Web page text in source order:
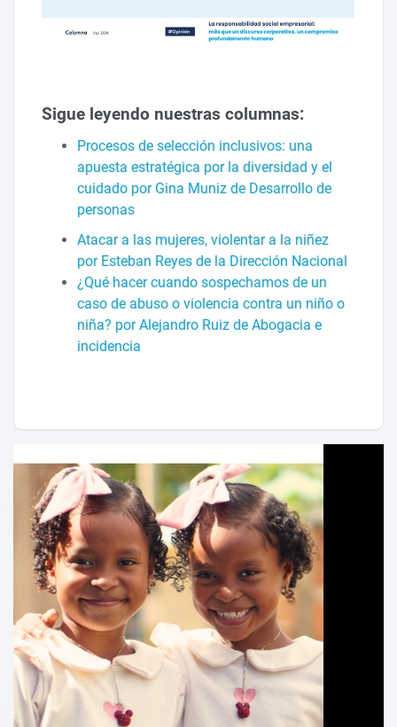
Sigue leyendo nuestras columnas:
Procesos de selección inclusivos: una
apuesta estratégica por la diversidad y el
cuidado por Gina Muniz de Desarrollo de
personas
Atacar a las mujeres, violentar a la niñez
por Esteban Reyes de la Dirección Nacional
¿Qué hacer cuando sospechamos de un
caso de abuso o violencia contra un niño o
niña? por Alejandro Ruiz de Abogacia e
incidencia